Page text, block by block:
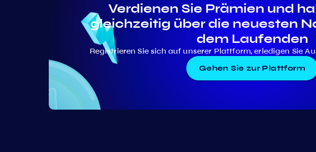
Verdienen Sie Prämien und
gleichzeitig über die neuesten
dem Laufenden
Registrieren Sie sich auf unserer Plattform, erledigen Sie
Gehen Sie zur Plattform